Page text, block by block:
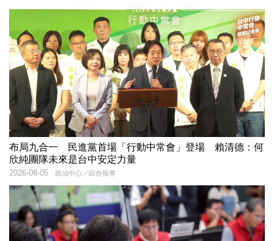
布局九合一 民進黨首場「行動中常會」登場 賴清德：何
欣純團隊未來是台中安定力量
政治中心／綜合報導
2026-08-05